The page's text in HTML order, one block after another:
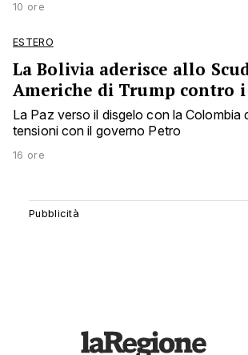
10 ore
ESTERO
La Bolivia aderisce allo
Americhe di Trump contro
La Paz verso il disgelo con la Colombia
tensioni con il governo Petro
16 ore